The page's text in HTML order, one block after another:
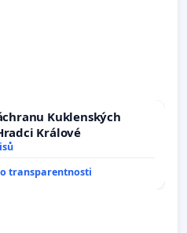
Kuklenských
Králové
transparentnosti